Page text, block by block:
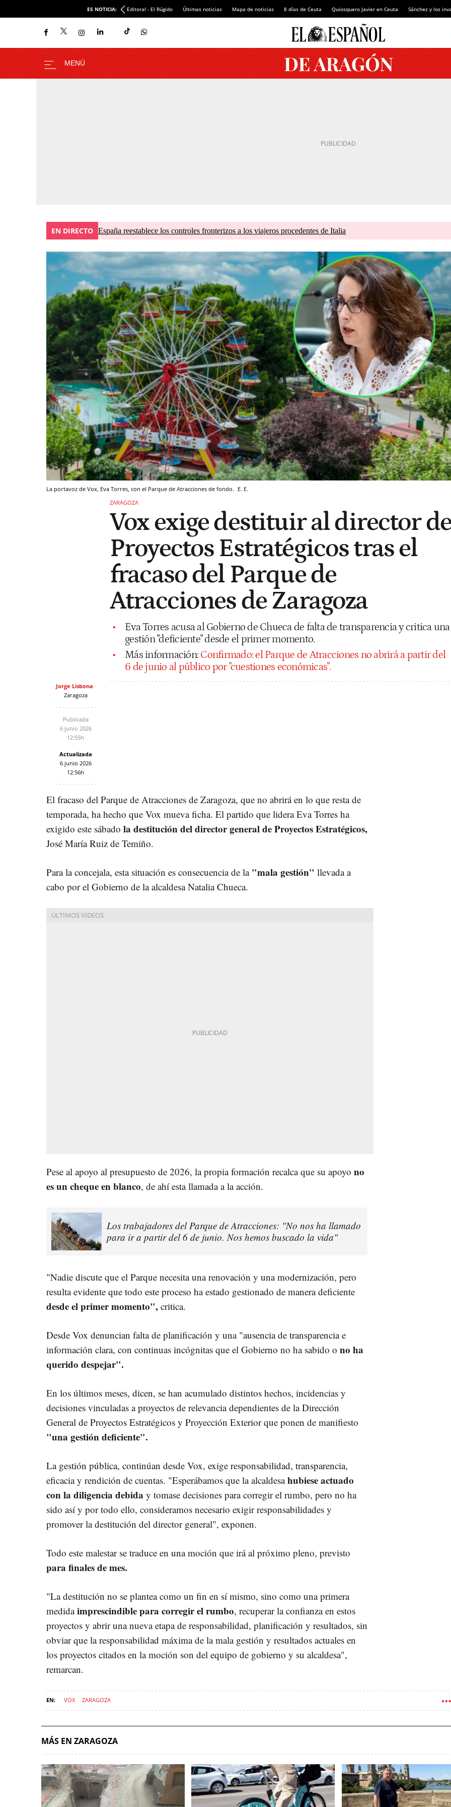
ES NOTICIA: Editoral - El Rúgido Últimas noticias Mapa de noticias 8 días de Ceuta Quiosquero Javier en Ceuta Sánchez y los
EN DIRECTO España reestablece los controles fronterizos a los viajeros procedentes de Italia
La portavoz de Vox, Eva Torres, con el Parque de Atracciones de fondo. E. E.
ZARAGOZA
Vox exige destituir al director
Proyectos Estratégicos tras el
fracaso del Parque de
Atracciones de Zaragoza
Eva Torres acusa al Gobierno de Chueca de falta de transparencia y critica una
gestión "deficiente" desde el primer momento.
Más información: Confirmado: el Parque de Atracciones no abrirá a partir del
6 de junio al público por "cuestiones económicas".
Jorge Lisbona
Zaragoza
Publicada
6 junio 2026
12:55h
Actualizada
6 junio 2026
12:56h
El fracaso del Parque de Atracciones de Zaragoza, que no abrirá en lo que resta de
temporada, ha hecho que Vox mueva ficha. El partido que lidera Eva Torres ha
exigido este sábado la destitución del director general de Proyectos Estratégicos,
José María Ruiz de Temiño.
Para la concejala, esta situación es consecuencia de la"mala gestión" llevada a
cabo por el Gobierno de la alcaldesa Natalia Chueca.
Pese al apoyo al presupuesto de 2026, la propia formación recalca que su apoyo no
es un cheque en blanco, de ahí esta llamada a la acción.
Los trabajadores del Parque de Atracciones: "No nos ha llamado
para ir a partir del 6 de junio. Nos hemos buscado la vida"
"Nadie discute que el Parque necesita una renovación y una modernización, pero
resulta evidente que todo este proceso ha estado gestionado de manera deficiente
desde el primer momento", critica.
Desde Vox denuncian falta de planificación y una "ausencia de transparencia e
información clara, con continuas incógnitas que el Gobierno no ha sabido o no ha
querido despejar".
En los últimos meses, dicen, se han acumulado distintos hechos, incidencias y
decisiones vinculadas a proyectos de relevancia dependientes de la Dirección
General de Proyectos Estratégicos y Proyección Exterior que ponen de manifiesto
"una gestión deficiente".
La gestión pública, continúan desde Vox, exige responsabilidad, transparencia,
eficacia y rendición de cuentas. "Esperábamos que la alcaldesahubiese actuado
con la diligencia debida y tomase decisiones para corregir el rumbo, pero no ha
sido así y por todo ello, consideramos necesario exigir responsabilidades y
promover la destitución del director general", exponen.
Todo este malestar se traduce en una moción que irá al próximo pleno, previsto
para finales de mes.
"La destitución no se plantea como un fin en sí mismo, sino como una primera
medidaimprescindible para corregir el rumbo, recuperar la confianza en estos
proyectos y abrir una nueva etapa de responsabilidad, planificación y resultados, sin
obviar que la responsabilidad máxima de la mala gestión y resultados actuales en
los proyectos citados en la moción son del equipo de gobierno y su alcaldesa",
remarcan.
VOX ZARAGOZA
MÁS EN ZARAGOZA